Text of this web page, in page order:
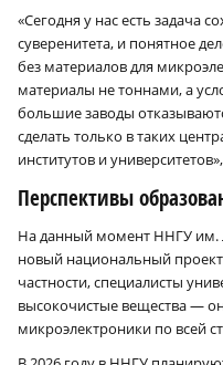
«Сегодня у нас есть задача
суверенитета, и понятное
без материалов для
материалы не тоннами, а
большие заводы
сделать только в таких
институтов и
Перспективы
На данный момент ННГУ им.
новый национальный
частности, специалисты
высокочистые вещества —
микроэлектроники по всей